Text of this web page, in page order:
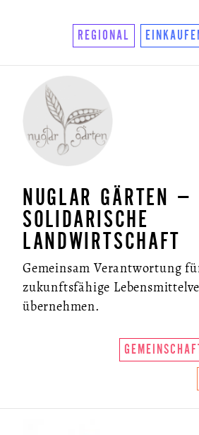
VEREIN
KONTAKT
NEWSLETTER
REGIONAL
NUGLAR GÄRTEN –
SOLIDARISCHE
LANDWIRTSCHAFT
Gemeinsam Verantwortung
zukunftsfähige
übernehmen.